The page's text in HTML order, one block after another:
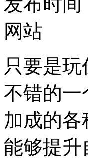
网站
只要是
不错的一
加成的
能够提